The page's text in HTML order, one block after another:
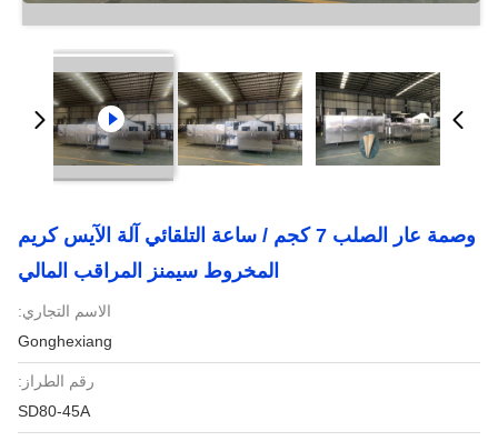
وصمة عار الصلب 7 كجم / ساعة التلقائي آلة الآيس كريم
المخروط سيمنز المراقب المالي
الاسم التجاري:
Gonghexiang
رقم الطراز:
SD80-45A